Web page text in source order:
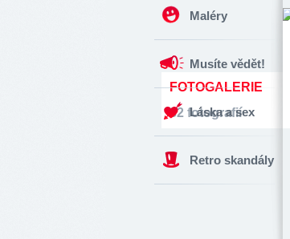
Maléry
Musíte vědět!
Láska a sex
Retro skandály
FOTOGALERIE
32 fotografií